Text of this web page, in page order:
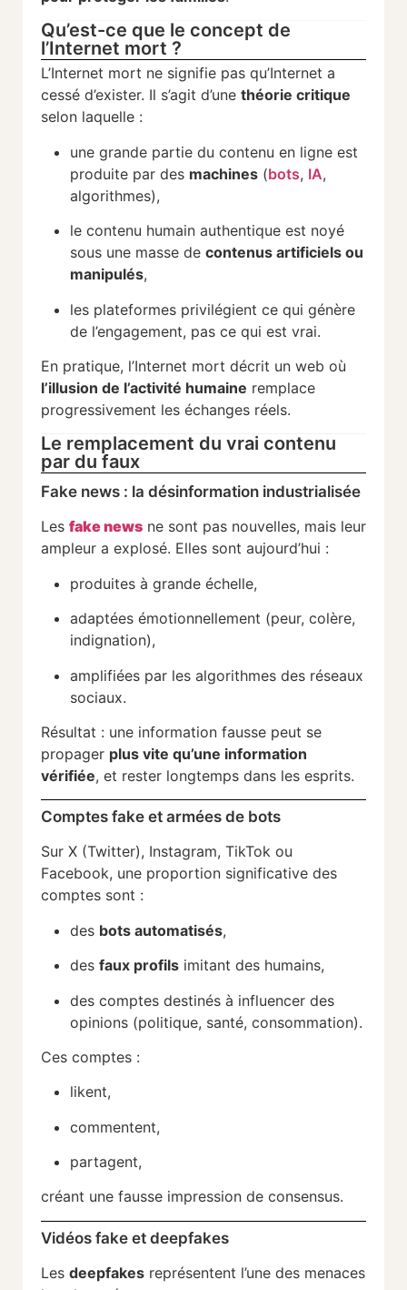
Qu’est-ce que le concept de
l’Internet mort ?
L’Internet mort ne signifie pas qu’Internet a
cessé d’exister. Il s’agit d’une théorie critique
selon laquelle :
une grande partie du contenu en ligne est
produite par des machines (bots, IA,
algorithmes),
le contenu humain authentique est noyé
sous une masse de contenus artificiels ou
manipulés,
les plateformes privilégient ce qui génère
de l’engagement, pas ce qui est vrai.
En pratique, l’Internet mort décrit un web où
l’illusion de l’activité humaine remplace
progressivement les échanges réels.
Le remplacement du vrai contenu
par du faux
Fake news : la désinformation industrialisée
Les fake news ne sont pas nouvelles, mais leur
ampleur a explosé. Elles sont aujourd’hui :
produites à grande échelle,
adaptées émotionnellement (peur, colère,
indignation),
amplifiées par les algorithmes des réseaux
sociaux.
Résultat : une information fausse peut se
propager plus vite qu’une information
vérifiée, et rester longtemps dans les esprits.
Comptes fake et armées de bots
Sur X (Twitter), Instagram, TikTok ou
Facebook, une proportion significative des
comptes sont :
des bots automatisés,
des faux profils imitant des humains,
des comptes destinés à influencer des
opinions (politique, santé, consommation).
Ces comptes :
likent,
commentent,
partagent,
créant une fausse impression de consensus.
Vidéos fake et deepfakes
Les deepfakes représentent l’une des menaces